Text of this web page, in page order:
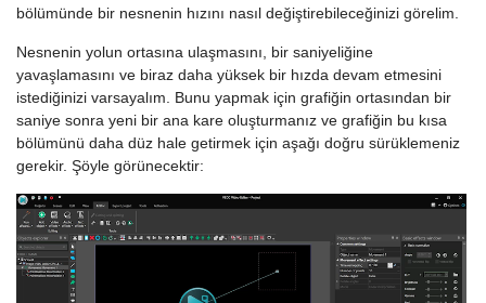
bölümünde bir nesnenin hızını nasıl değiştirebileceğinizi görelim.
Nesnenin yolun ortasına ulaşmasını, bir saniyeliğine
yavaşlamasını ve biraz daha yüksek bir hızda devam etmesini
istediğinizi varsayalım. Bunu yapmak için grafiğin ortasından bir
saniye sonra yeni bir ana kare oluşturmanız ve grafiğin bu kısa
bölümünü daha düz hale getirmek için aşağı doğru sürüklemeniz
gerekir. Şöyle görünecektir: